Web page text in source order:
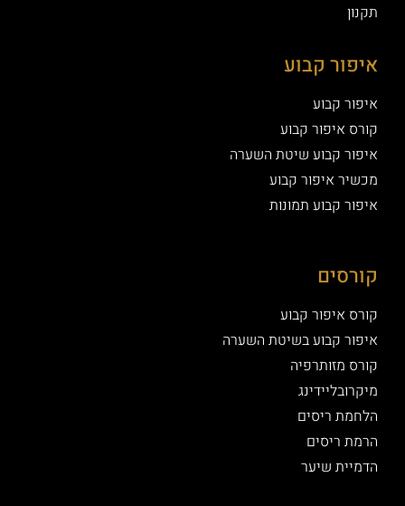
תקנון
איפור קבוע
איפור קבוע
קורס איפור קבוע
איפור קבוע שיטת השערה
מכשיר איפור קבוע
איפור קבוע תמונות
קורסים
קורס איפור קבוע
איפור קבוע בשיטת השערה
קורס מזותרפיה
מיקרובליידינג
הלחמת ריסים
הרמת ריסים
הדמיית שיער